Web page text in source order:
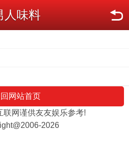
人味料
网站首页
联网谨供友友娱乐参考!
2026